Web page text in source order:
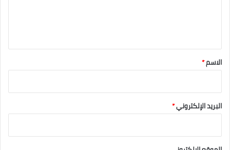
*
الاسم*
البريد الإلكتروني*